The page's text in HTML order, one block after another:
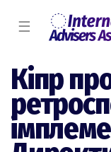
☰
Кіпр